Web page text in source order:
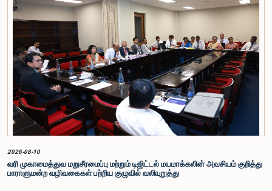
2026-08-10
வரி முகாமைத்துவ மறுசீரமைப்பு மற்றும் டிஜிட்டல் மயமாக்கலின் அவசியம் குறித்து
பாராளுமன்ற வழிவகைகள் பற்றிய குழுவில் வலியுறுத்து